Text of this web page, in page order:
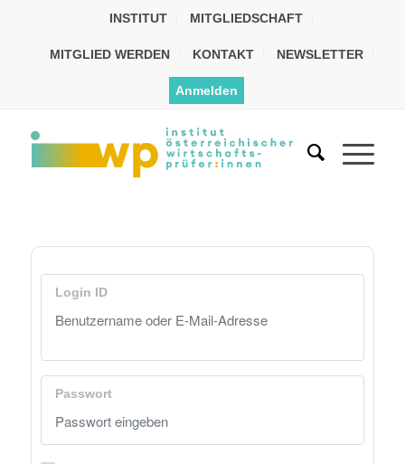
INSTITUT MITGLIEDSCHAFT
MITGLIED WERDEN KONTAKT NEWSLETTER
Anmelden
Login ID
Passwort